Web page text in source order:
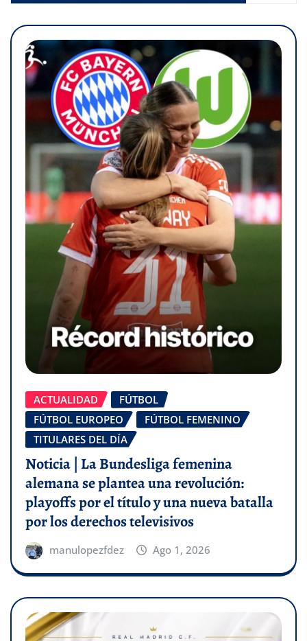
ACTUALIDAD
FÚTBOL
FÚTBOL EUROPEO
FÚTBOL FEMENINO
TITULARES DEL DÍA
Noticia | La Bundesliga femenina
alemana se plantea una revolución:
playoffs por el título y una nueva batalla
por los derechos televisivos
manulopezfdez Ago 1, 2026